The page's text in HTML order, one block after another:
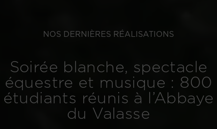
NOS DERNIÈRES RÉALISATIONS
Soirée blanche, spectacle
équestre et musique : 800
étudiants réunis à l’Abbaye
du Valasse